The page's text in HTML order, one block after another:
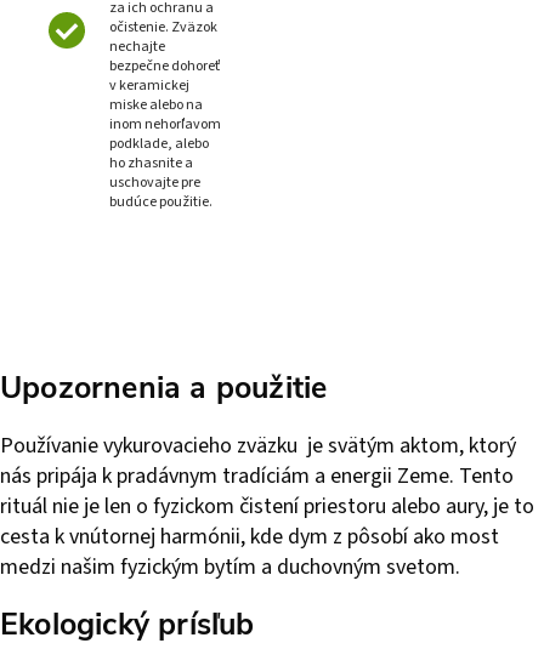
za ich ochranu a
očistenie. Zväzok
nechajte
bezpečne dohoreť
v keramickej
miske alebo na
inom nehorľavom
podklade, alebo
ho zhasnite a
uschovajte pre
budúce použitie.
Upozornenia a použitie
Používanie vykurovacieho zväzku je svätým aktom, ktorý
nás pripája k pradávnym tradíciám a energii Zeme. Tento
rituál nie je len o fyzickom čistení priestoru alebo aury, je to
cesta k vnútornej harmónii, kde dym z pôsobí ako most
medzi našim fyzickým bytím a duchovným svetom.
Ekologický prísľub